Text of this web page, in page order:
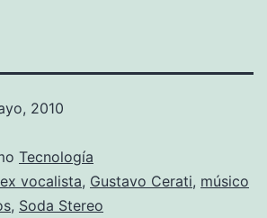
2010
Tecnología
ex vocalista, Gustavo Cerati, músico
, Soda Stereo